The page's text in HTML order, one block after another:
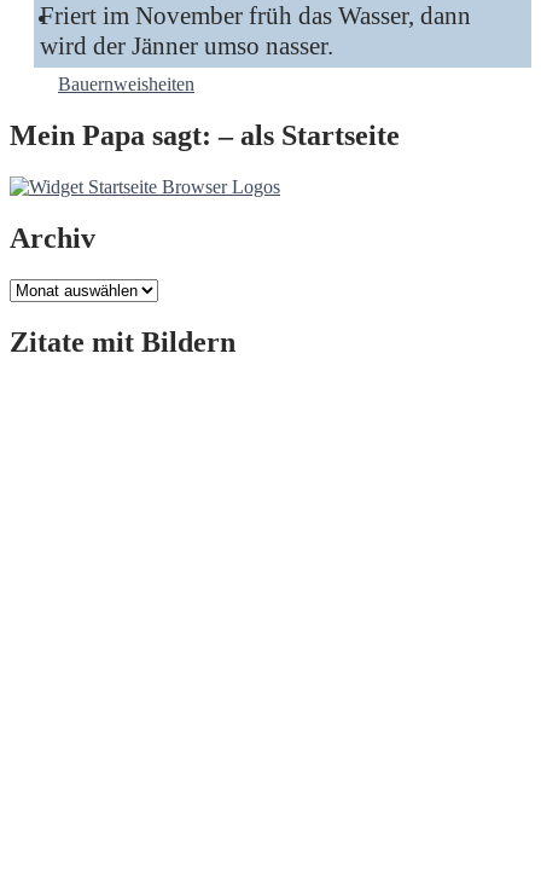
Friert im November früh das Wasser, dann
wird der Jänner umso nasser.
Bauernweisheiten
Mein Papa sagt: – als Startseite
Archiv
Archiv
Zitate mit Bildern